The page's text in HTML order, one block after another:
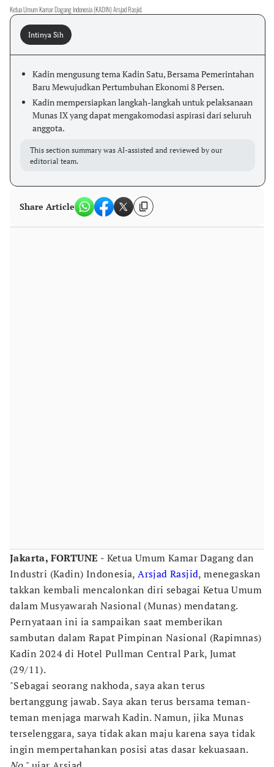
Ketua Umum Kamar Dagang Indonesia (KADIN) Arsjad Rasjid.
Intinya Sih
Kadin mengusung tema Kadin Satu, Bersama Pemerintahan
Baru Mewujudkan Pertumbuhan Ekonomi 8 Persen.
Kadin mempersiapkan langkah-langkah untuk pelaksanaan
Munas IX yang dapat mengakomodasi aspirasi dari seluruh
anggota.
This section summary was AI-assisted and reviewed by our
editorial team.
Share Article
Jakarta, FORTUNE - Ketua Umum Kamar Dagang dan
Industri (Kadin) Indonesia,Arsjad Rasjid, menegaskan
takkan kembali mencalonkan diri sebagai Ketua Umum
dalam Musyawarah Nasional (Munas) mendatang.
Pernyataan ini ia sampaikan saat memberikan
sambutan dalam Rapat Pimpinan Nasional (Rapimnas)
Kadin 2024 di Hotel Pullman Central Park, Jumat
(29/11).
"Sebagai seorang nakhoda, saya akan terus
bertanggung jawab. Saya akan terus bersama teman-
teman menjaga marwah Kadin. Namun, jika Munas
terselenggara, saya tidak akan maju karena saya tidak
ingin mempertahankan posisi atas dasar kekuasaan.